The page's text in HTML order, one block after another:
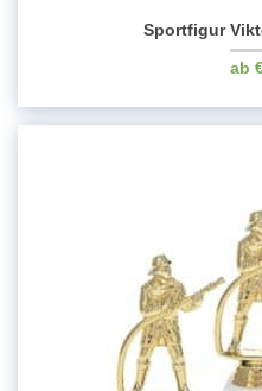
Sportfigur